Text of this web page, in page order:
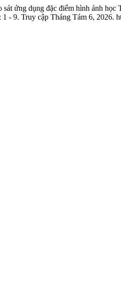
ứng dụng đặc điểm hình ảnh
- 9. Truy cập Tháng Tám 6, 2026.